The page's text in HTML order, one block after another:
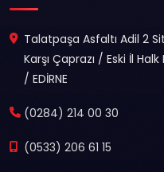
Talatpaşa Asfaltı Adil 2
Karşı Çaprazı / Eski İl
/ EDİRNE
(0284) 214 00 30
(0533) 206 61 15